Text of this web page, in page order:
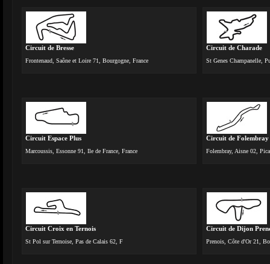
Circuit de Bresse
Frontenaud, Saône et Loire 71, Bourgogne, France
Circuit de Charade
St Genes Champanelle,
Circuit Espace Plus
Marcoussis, Essonne 91, Ile de France, France
Circuit de Folembray
Folembray, Aisne 02,
Circuit Croix en Ternois
St Pol sur Ternoise, Pas de Calais 62, F
Circuit de Dijon
Prenois, Côte d'Or 21,